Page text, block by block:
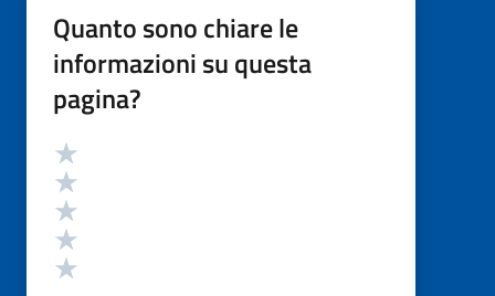
Quanto sono chiare le
informazioni su questa
pagina?
Valutazione